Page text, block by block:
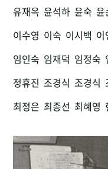
유재옥 윤석하 윤숙 윤
이수영 이숙 이시백 이
임인숙 임재덕 임정숙
정휴진 조경식 조경식
최정은 최종선 최혜영